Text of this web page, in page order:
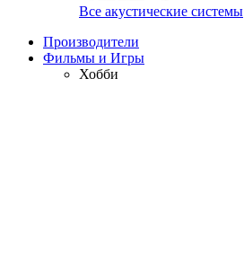
Все акустические системы
Производители
Фильмы и Игры
Хобби